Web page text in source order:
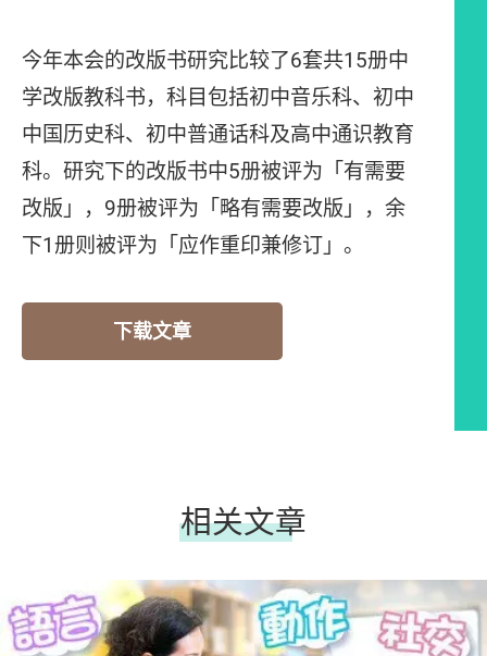
今年本会的改版书研究比较了6套共15册中
学改版教科书，科目包括初中音乐科、初中
中国历史科、初中普通话科及高中通识教育
科。研究下的改版书中5册被评为「有需要
改版」，9册被评为「略有需要改版」，余
下1册则被评为「应作重印兼修订」。
下载文章
相关文章